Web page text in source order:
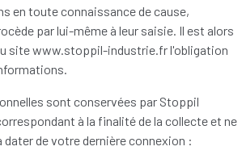
en toute connaissance de cause,
par lui-même à leur saisie. Il est alors
site www.stoppil-industrie.fr l'obligation
sont conservées par Stoppil
à la finalité de la collecte et ne
dater de votre dernière connexion :